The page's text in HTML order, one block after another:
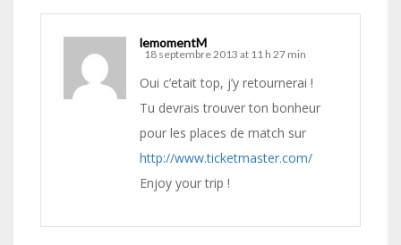
lemomentM
18 septembre 2013 at 11 h 27 min
Oui c’etait top, j’y retournerai !
Tu devrais trouver ton bonheur
pour les places de match sur
http://www.ticketmaster.com/
Enjoy your trip !